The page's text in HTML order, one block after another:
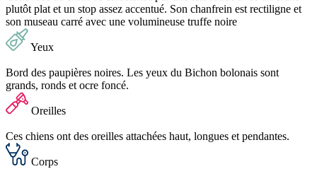
plutôt plat et un stop assez accentué. Son chanfrein est rectiligne et
son museau carré avec une volumineuse truffe noire
Yeux
Bord des paupières noires. Les yeux du Bichon bolonais sont
grands, ronds et ocre foncé.
Oreilles
Ces chiens ont des oreilles attachées haut, longues et pendantes.
Corps